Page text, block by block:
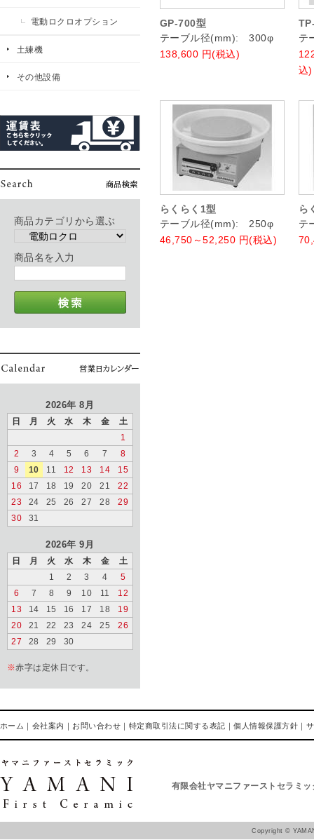
電動ロクロオプション
土練機
その他設備
商品カテゴリから選ぶ
商品名を入力
2026年 8月
日 月 火 水 木 金
土
1
2
3 4 5 6 7
8
9
10 11 12 13 14
15
16
17 18 19 20 21
22
23
24 25 26 27 28
29
30
31
2026年 9月
日 月 火 水 木 金
土
1
2 3 4
5
6
7 8 9 10 11
12
13
14 15 16 17 18
19
20
21 22 23 24 25
26
27
28 29 30
※赤字は定休日です。
GP-700型
テーブル径(mm): 300φ
138,600 円(税込)
テ
込)
らくらく1型
テーブル径(mm): 250φ
46,750～52,250 円(税込)
ら
テ
ホーム ｜ 会社案内 ｜ お問い合わせ ｜ 特定商取引法に関する表記 ｜個人情報保護方針 ｜
有限会社ヤマニファーストセラミッ
Copyright ©